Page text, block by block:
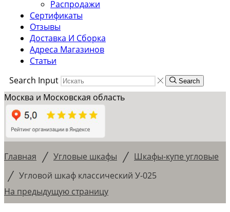
Распродажи
Сертификаты
Отзывы
Доставка И Сборка
Адреса Магазинов
Статьи
Search Input
Search
Москва и Московская область
Главная / Угловые шкафы / Шкафы-купе угловые
/ Угловой шкаф классический У-025
На предыдущую страницу